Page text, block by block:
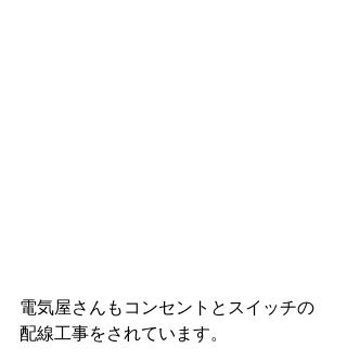
電気屋さんもコンセントとスイッチの
配線工事をされています。